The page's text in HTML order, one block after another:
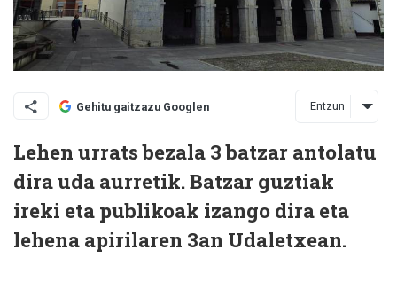
Gehitu gaitzazu Googlen Entzun
Lehen urrats bezala 3 batzar antolatu
dira uda aurretik. Batzar guztiak
ireki eta publikoak izango dira eta
lehena apirilaren 3an Udaletxean.